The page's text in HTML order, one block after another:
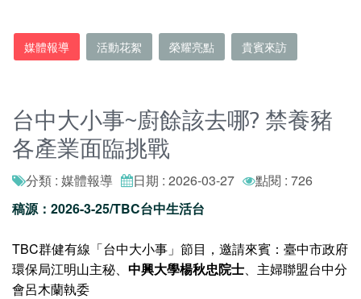
媒體報導 活動花絮 榮耀亮點 貴賓來訪
台中大小事~廚餘該去哪? 禁養豬
各產業面臨挑戰
分類 : 媒體報導 日期 : 2026-03-27
點閱 : 726
稿源：2026-3-25/TBC台中生活台
TBC群健有線「台中大小事」節目，邀請來賓：臺中市政府
環保局江明山主秘、 中興大學楊秋忠院士、主婦聯盟台中分
會呂木蘭執委